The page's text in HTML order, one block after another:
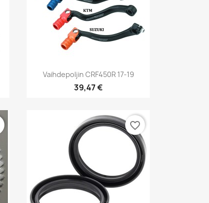
Pikakatselu
Vaihdepoljin CRF450R 17-19
39,47 €
favorite_border